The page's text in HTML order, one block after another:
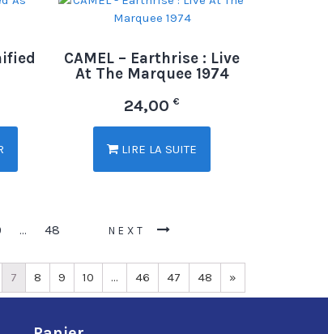
CAMEL – Earthrise : Live
At The Marquee 1974
24,00 €
LIRE LA SUITE
… 48 NEXT
7 8 9 10 … 46 47 48 »